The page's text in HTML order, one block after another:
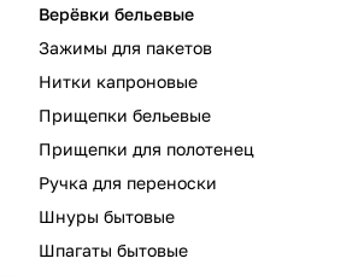
Верёвки бельевые
Зажимы для пакетов
Нитки капроновые
Прищепки бельевые
Прищепки для полотенец
Ручка для переноски
Шнуры бытовые
Шпагаты бытовые